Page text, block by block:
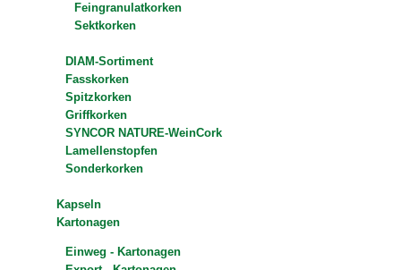
Feingranulatkorken
Sektkorken
DIAM-Sortiment
Fasskorken
Spitzkorken
Griffkorken
SYNCOR NATURE-WeinCork
Lamellenstopfen
Sonderkorken
Kapseln
Kartonagen
Einweg - Kartonagen